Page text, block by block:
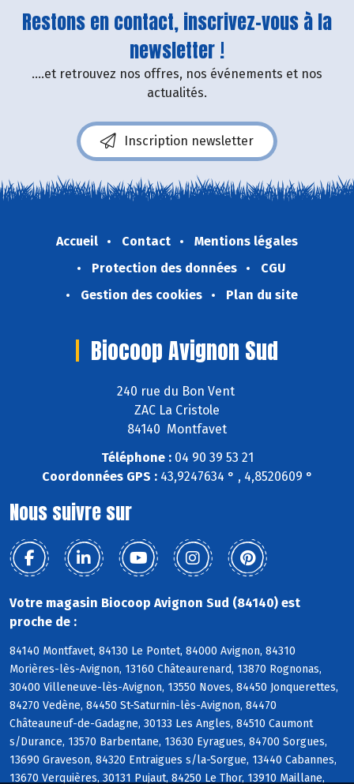
Restons en contact, inscrivez-vous à la
newsletter !
....et retrouvez nos offres, nos événements et nos
actualités.
Inscription newsletter
Accueil Contact
Mentions légales
Protection des données
CGU
Gestion des cookies
Plan du site
Biocoop Avignon Sud
240 rue du Bon Vent
ZAC La Cristole
84140 Montfavet
Téléphone :04 90 39 53 21
Coordonnées GPS :43,9247634 ° , 4,8520609 °
Nous suivre sur
Votre magasin Biocoop Avignon Sud (84140) est
proche de :
84140 Montfavet, 84130 Le Pontet, 84000 Avignon, 84310
Morières-lès-Avignon, 13160 Châteaurenard, 13870 Rognonas,
30400 Villeneuve-lès-Avignon, 13550 Noves, 84450 Jonquerettes,
84270 Vedène, 84450 St-Saturnin-lès-Avignon, 84470
Châteauneuf-de-Gadagne, 30133 Les Angles, 84510 Caumont
s/Durance, 13570 Barbentane, 13630 Eyragues, 84700 Sorgues,
13690 Graveson, 84320 Entraigues s/la-Sorgue, 13440 Cabannes,
13670 Verquières, 30131 Pujaut, 84250 Le Thor, 13910 Maillane,